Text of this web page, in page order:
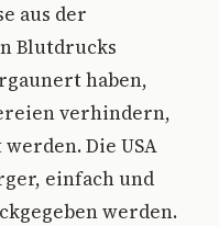
aus der
Blutdrucks
haben,
verhindern,
Die USA
einfach und
werden.